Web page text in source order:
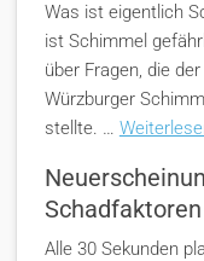
Was ist eigentlich
ist Schimmel
über Fragen, die
Würzburger
stellte. …
Alle 30 Sekunden